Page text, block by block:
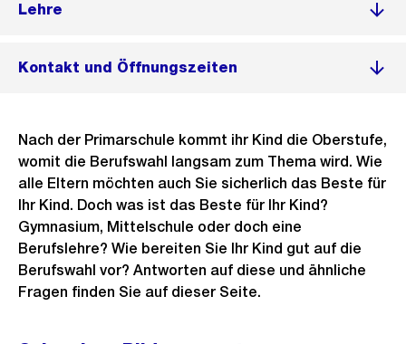
Lehre
Kontakt und Öffnungszeiten
Nach der Primarschule kommt ihr Kind die Oberstufe,
womit die Berufswahl langsam zum Thema wird. Wie
alle Eltern möchten auch Sie sicherlich das Beste für
Ihr Kind. Doch was ist das Beste für Ihr Kind?
Gymnasium, Mittelschule oder doch eine
Berufslehre? Wie bereiten Sie Ihr Kind gut auf die
Berufswahl vor? Antworten auf diese und ähnliche
Fragen finden Sie auf dieser Seite.